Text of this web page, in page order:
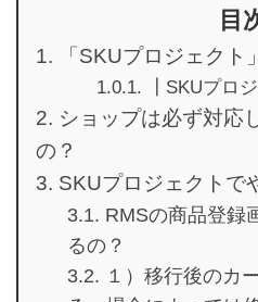
目
「SKUプロジェクト
┃SKUプロ
ショップは必ず対応
の？
SKUプロジェクトで
RMSの商品登録
るの？
１）移行後のカ